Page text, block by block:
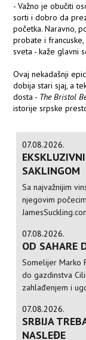
- Važno je obučiti
sorti i dobro da
početka. Naravno,
probate i
sveta - kaže glavni
Ovaj nekadašnji
dobija stari sjaj, a
dosta - The Bristol
istorije srpske
07.08.2026.
SAKLINGOM
Sa najvažnijim
njegovim
07.08.2026.
OD SAHARE
Somelijer Marko
do gazdinstva
zahlađenjem i
07.08.2026.
SRBIJA
NASLEĐE